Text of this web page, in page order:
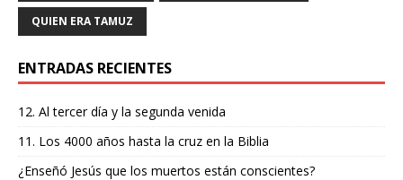
QUIEN ERA TAMUZ
ENTRADAS RECIENTES
12. Al tercer día y la segunda venida
11. Los 4000 años hasta la cruz en la Biblia
¿Enseñó Jesús que los muertos están conscientes?